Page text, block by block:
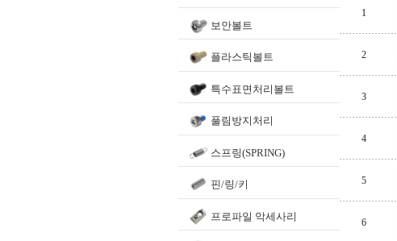
보안볼트
플라스틱볼트
특수표면처리볼트
풀림방지처리
스프링(SPRING)
핀/링/키
프로파일 악세사리
1
2
3
4
5
6